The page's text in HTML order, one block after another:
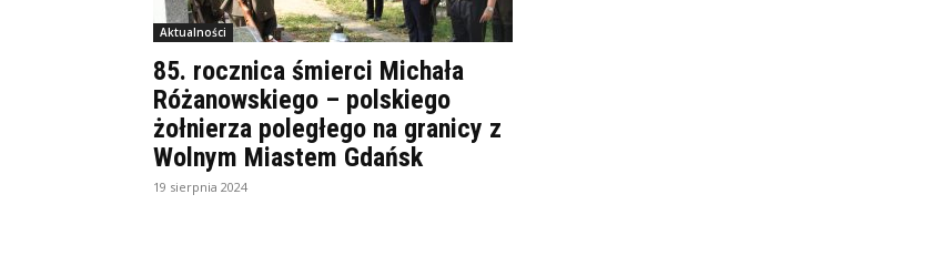
Aktualności
85. rocznica śmierci Michała
Różanowskiego – polskiego
żołnierza poległego na granicy z
Wolnym Miastem Gdańsk
19 sierpnia 2024